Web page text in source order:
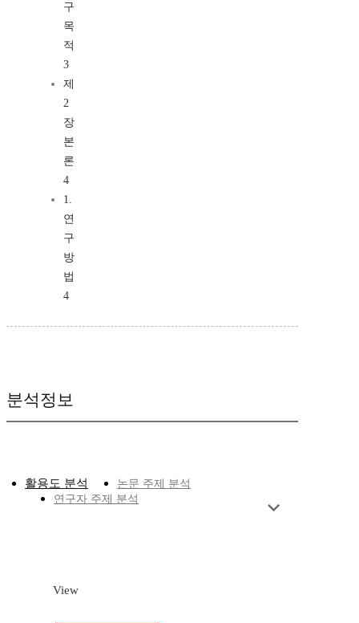
구
목
적
3
제
2
장
본
론
4
1.
연
구
방
법
4
분석정보
활용도 분석
논문 주제 분석
연구자 주제 분석
View